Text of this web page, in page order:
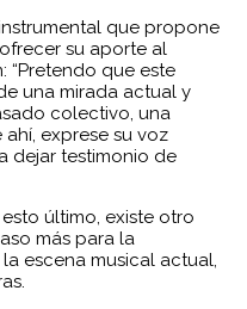
que propone
su aporte al
“Pretendo que este
una mirada actual y
colectivo, una
exprese su voz
dejar testimonio de
último, existe otro
más para la
escena musical actual,